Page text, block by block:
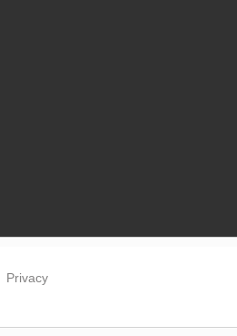
Privacy